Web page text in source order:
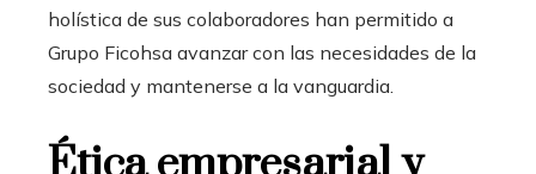
holística de sus colaboradores han permitido a
Grupo Ficohsa avanzar con las necesidades de la
sociedad y mantenerse a la vanguardia.